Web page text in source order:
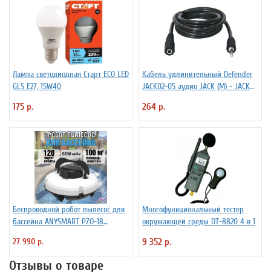
Лампа светодиодная Старт ECO LED
GLS E27, 15W40
175 р.
Кабель удлинительный Defender
JACK02-05 аудио JACK (M) - JACK
264 р.
Беспроводной робот пылесос для
бассейна ANYSMART PZO-18
27 990 р.
Многофункциональный тестер
окружающей среды DT-8820 4 в 1
9 352 р.
Отзывы о товаре